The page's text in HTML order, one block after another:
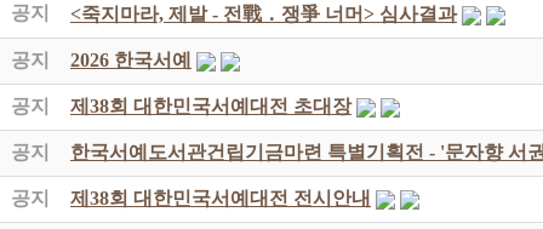
공지 <죽지마라, 제발 - 전戰 ․ 쟁爭 너머> 심사결과
공지 2026 한국서예
공지 제38회 대한민국서예대전 초대장
공지 한국서예도서관건립기금마련 특별기획전 - '문자향 서
공지 제38회 대한민국서예대전 전시안내